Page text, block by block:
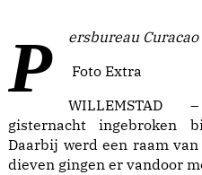
Persbureau Curacao
Foto Extra
WILLEMSTAD
gisternacht ingebroken
Daarbij werd een raam
dieven gingen er vandoor